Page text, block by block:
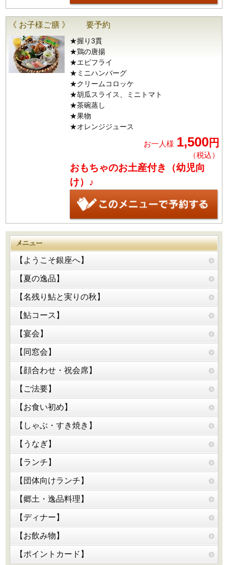
《 お子様ご膳 》 要予約
★握り3貫
★鶏の唐揚
★エビフライ
★ミニハンバーグ
★クリームコロッケ
★胡瓜スライス、ミニトマト
★茶碗蒸し
★果物
★オレンジジュース
お一人様 1,500円
（税込）
おもちゃのお土産付き（幼児向
け）♪
【ようこそ銀座へ】
【夏の逸品】
【名残り鮎と実りの秋】
【鮎コース】
【宴会】
【同窓会】
【顔合わせ・祝会席】
【ご法要】
【お食い初め】
【しゃぶ・すき焼き】
【うなぎ】
【ランチ】
【団体向けランチ】
【郷土・逸品料理】
【ディナー】
【お飲み物】
【ポイントカード】